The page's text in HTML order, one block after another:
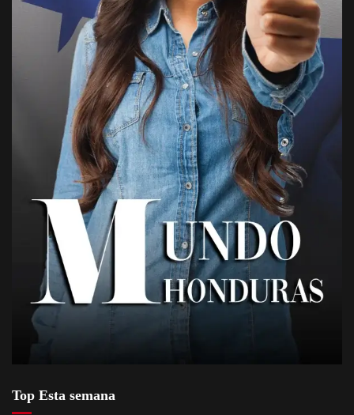
Top Esta semana